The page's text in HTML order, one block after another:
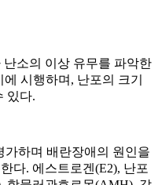
소의 이상 유무를 파악한
시행하며, 난포의 크기
있다.
가하며 배란장애의 원인을
다. 에스트로겐(E2), 난포